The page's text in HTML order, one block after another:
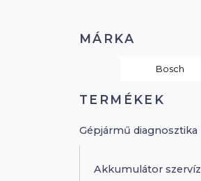
MÁRKA
Bosch
TERMÉKEK
Gépjármű diagnosztika
Akkumulátor szervíz